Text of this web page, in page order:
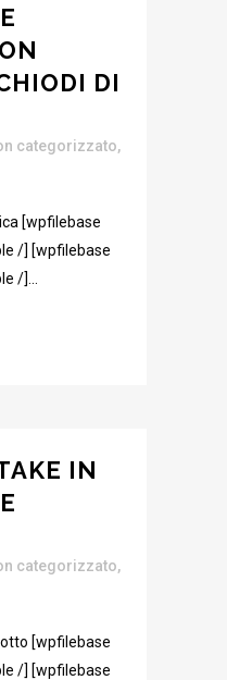
DI
categorizzato,
[wpfilebase
/] [wpfilebase
/]...
IN
categorizzato,
[wpfilebase
/] [wpfilebase